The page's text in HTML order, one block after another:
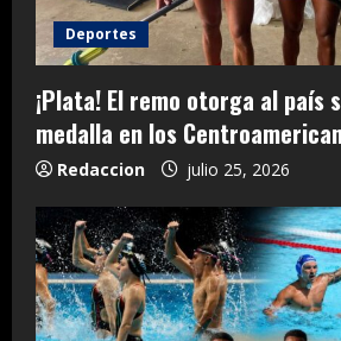
Deportes
¡Plata! El remo otorga al país
medalla en los
Redaccion julio 25, 2026